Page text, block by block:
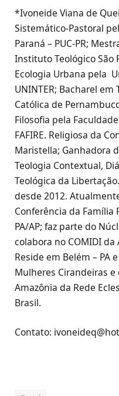
*Ivoneide Viana de
Sistemático-Pastoral
Paraná – PUC-PR;
Instituto Teológico São
Ecologia Urbana pela
UNINTER; Bacharel
Católica de
Filosofia pela
FAFIRE. Religiosa da
Maristella; Ganhadora
Teologia Contextual,
Teológica da
desde 2012.
Conferência da Família
PA/AP; faz parte do
colabora no COMIDI
Reside em Belém – PA
Mulheres Cirandeiras
Amazônia da Rede
Brasil.
Contato: